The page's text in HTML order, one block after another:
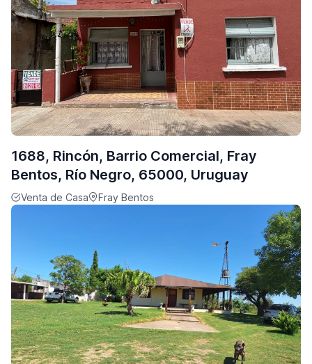
1688, Rincón, Barrio Comercial, Fray
Bentos, Río Negro, 65000, Uruguay
Venta de Casa Fray Bentos